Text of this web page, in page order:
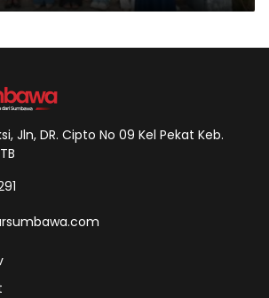
Jln, DR. Cipto No 09 Kel Pekat Keb.